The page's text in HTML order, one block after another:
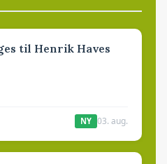
til Henrik Haves
NY 03. aug.